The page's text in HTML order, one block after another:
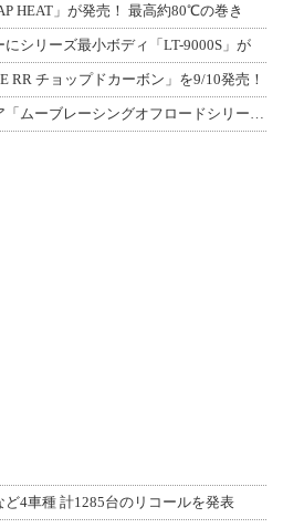
HEAT」が発売！ 最高約80℃の巻き
にシリーズ最小ボディ「LT-9000S」が
RR チョップドカーボン」を9/10発売！
ど4車種 計1285台のリコールを発表